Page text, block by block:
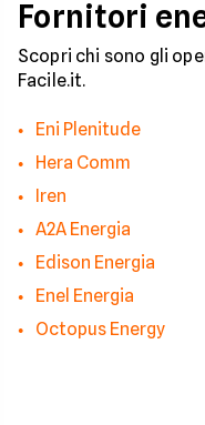
Fornitori
Scopri chi sono gli
Facile.it.
Eni Plenitude
Hera Comm
Iren
A2A Energia
Edison Energia
Enel Energia
Octopus Energy